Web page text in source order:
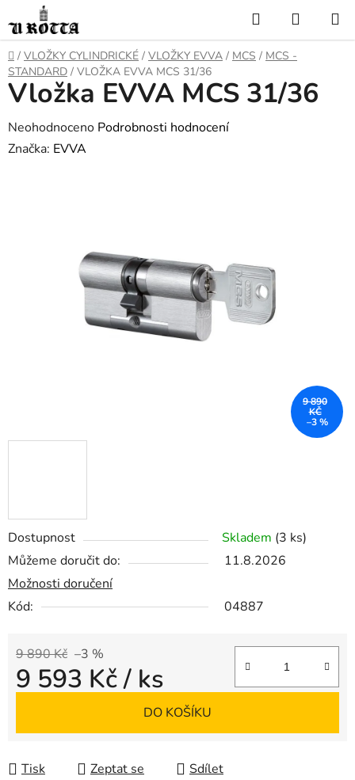
na
obsah
Hledat
KOŠÍK
DOMŮ
/ VLOŽKY CYLINDRICKÉ / VLOŽKY EVVA / MCS / MCS -
STANDARD / VLOŽKA EVVA MCS 31/36
Dostupnost Skladem (3 ks)
Můžeme doručit do:
11.8.2026
Možnosti doručení
Kód:
04887
9 890 Kč –3 %
9 593 Kč/ ks
DO KOŠÍKU
Tisk Zeptat se Sdílet
Vložka EVVA MCS 31/36
Průměrné
hodnocení
Neohodnoceno Podrobnosti hodnocení
Značka: EVVA
9 890
KČ
–3 %